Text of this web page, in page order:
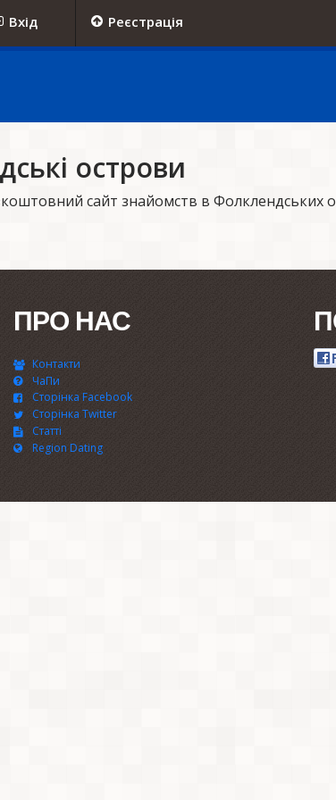
Вхід Реєстрація
острови
сайт знайомств в
ПРО НАС
Контакти
ЧаПи
Сторінка Facebook
Сторінка Twitter
Статті
Region Dating